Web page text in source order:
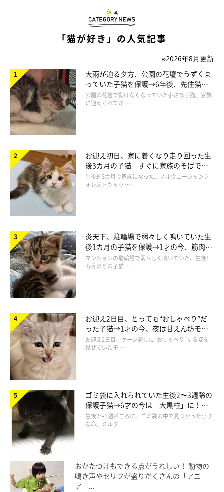
こちらは、取材時6才になったトトちゃんです。出会ったころの
警戒心のようなものはなく、無防備すぎるポーズでくつろいでい
飼い主さんによると、「ヘソ天&バンザイポーズ」はトトちゃん
のお得意ポーズなのだそう。「少し離れたところでこのポーズを
して見つめてくることがあるので、本猫も“可愛いポーズ”だとわ
かっている気がします」
「拾った頃← →現在」
@oponpontotonton
トトちゃんの成長ビフォーアフターは、Xで12万件の「いいね」
がつくなど大きな話題に（2025年9月10日時点）。Xユーザーか
らは、「幸せそう」「伸び方が見事過ぎるwww」「小さい頃の
パヤ毛姿も可愛いし、今の面白く自己主張している姿も大好きで
す」「今もだが……可愛さは変わらないねぇ!」「大切に育てら
れたのがよくわかりますね」 など、たくさんのほっこりコメント
が寄せられています。
飼い主さんはトトちゃんの成長ぶりについて、「元気にのびのび
と、おもしろ可愛く育ってくれて嬉しい限りです」と語ってくれ
ました。
「猫が好き」の人気記事
※2026年8月更新
大雨が迫る夕方、公園の花壇でうずくま
っていた子猫を保護→6年後、先住猫
と“姉妹”のような関係に
公園の花壇で動けなくなっていた小さな子猫。家族
に迎えられてか …
お迎え初日、家に着くなり走り回った生
後3カ月の子猫 すぐに家族のそばで落
ち着く姿に「迎えてよかった」
生後約3カ月で家族になった、ノルウェージャンフ
ォレストキャッ …
炎天下、駐輪場で弱々しく鳴いていた生
後1カ月の子猫を保護→1才の今、筋肉質
でツンデレなコに成長
マンションの駐輪場で弱々しく鳴いていた、生後1
カ月ほどの子猫 …
お迎え2日目、とっても“おしゃべり”だ
った子猫→1才の今、夜は甘えん坊モー
ドになるコに成長！
お迎え2日目、ケージ越しに“おしゃべり”する姿を
見せていた子 …
ゴミ袋に入れられていた生後2〜3週齢の
保護子猫→6才の今は「大黒柱」に！
美しい黒猫に成長した姿にグッとくる
生後2〜3週齢ごろに、ゴミ袋の中で見つかった小さ
な命。ミルク …
おかたづけもできる点がうれしい！ 動物の
鳴き声やセリフが盛りだくさんの「アニ
ア ...